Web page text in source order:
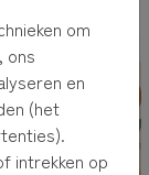
om
ons
en
(het
intrekken op
ofpakket
thuis.
wij de
De